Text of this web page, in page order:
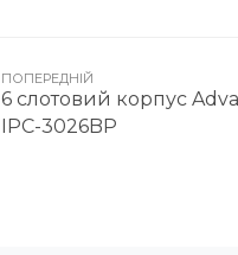
ПОПЕРЕДНІЙ
6 слотовий корпус
IPC-3026BP